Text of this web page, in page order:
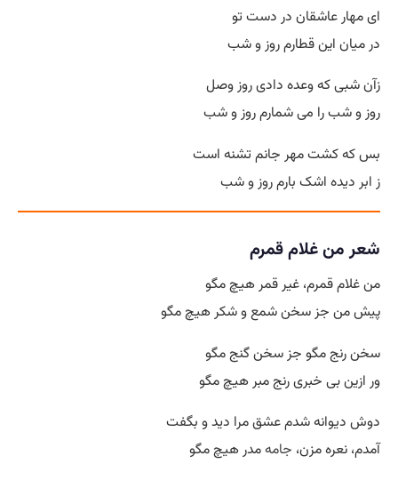
ای مهار عاشقان در دست تو
در میان این قطارم روز و شب
زآن شبی که وعده دادی روز وصل
روز و شب را می شمارم روز و شب
بس که کشت مهر جانم تشنه است
ز ابر دیده اشک بارم روز و شب
شعر من غلام قمرم
من غلام قمرم، غیر قمر هیچ مگو
پیش من جز سخن شمع و شکر هیچ مگو
سخن رنج مگو جز سخن گنج مگو
ور ازین بی خبری رنج مبر هیچ مگو
دوش دیوانه شدم عشق مرا دید و بگفت
آمدم، نعره مزن، جامهمدر هیچ مگو